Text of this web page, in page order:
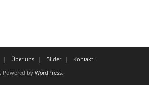
Über uns Bilder
Kontakt
. Powered by WordPress.